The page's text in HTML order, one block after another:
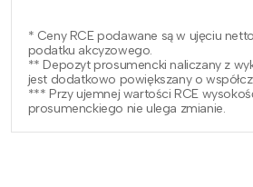
* Ceny RCE podawane są w ujęciu
podatku akcyzowego.
** Depozyt prosumencki naliczany z
jest dodatkowo powiększany o
*** Przy ujemnej wartości RCE
prosumenckiego nie ulega zmianie.